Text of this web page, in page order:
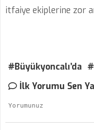
itfaiye ekiplerine zor
#Büyükyoncalı’da
İlk Yorumu Sen